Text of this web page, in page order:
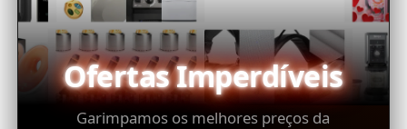
Ofertas Imperdíveis
Garimpamos os melhores preços da